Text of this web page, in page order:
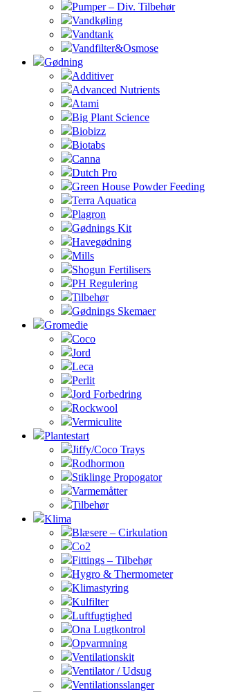
Pumper – Div. Tilbehør
Vandkøling
Vandtank
Vandfilter&Osmose
Gødning
Additiver
Advanced Nutrients
Atami
Big Plant Science
Biobizz
Biotabs
Canna
Dutch Pro
Green House Powder Feeding
Terra Aquatica
Plagron
Gødnings Kit
Havegødning
Mills
Shogun Fertilisers
PH Regulering
Tilbehør
Gødnings Skemaer
Gromedie
Coco
Jord
Leca
Perlit
Jord Forbedring
Rockwool
Vermiculite
Plantestart
Jiffy/Coco Trays
Rodhormon
Stiklinge Propogator
Varmemåtter
Tilbehør
Klima
Blæsere – Cirkulation
Co2
Fittings – Tilbehør
Hygro & Thermometer
Klimastyring
Kulfilter
Luftfugtighed
Ona Lugtkontrol
Opvarmning
Ventilationskit
Ventilator / Udsug
Ventilationsslanger